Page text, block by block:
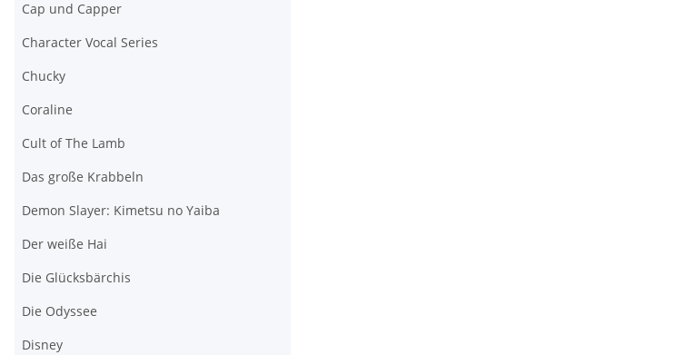
Cap und Capper
Character Vocal Series
Chucky
Coraline
Cult of The Lamb
Das große Krabbeln
Demon Slayer: Kimetsu no Yaiba
Der weiße Hai
Die Glücksbärchis
Die Odyssee
Disney